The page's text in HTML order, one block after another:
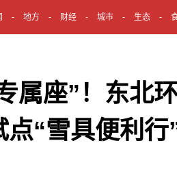
地方 财经 城市 生态
属座”！东北
点“雪具便利